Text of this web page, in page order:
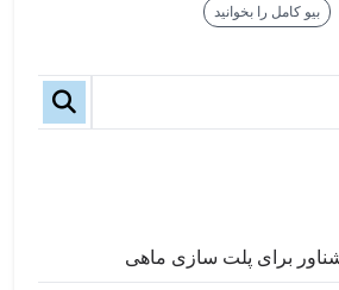
بیو کامل را بخوانید
برای پلت سازی ماهی